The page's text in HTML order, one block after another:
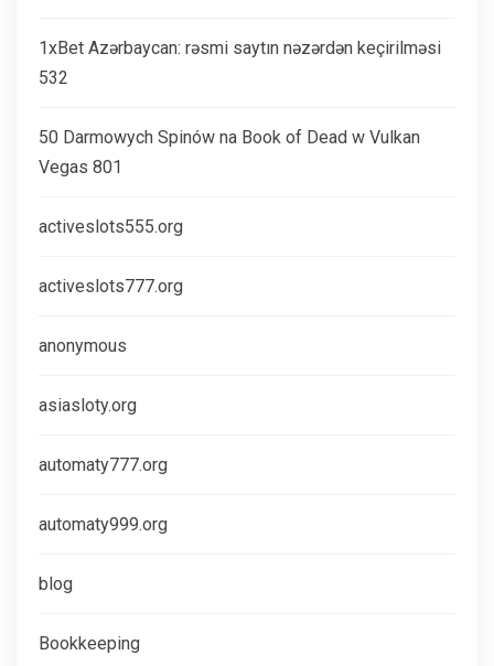
1xBet Azərbaycan: rəsmi saytın nəzərdən keçirilməsi
532
50 Darmowych Spinów na Book of Dead w Vulkan
Vegas 801
activeslots555.org
activeslots777.org
anonymous
asiasloty.org
automaty777.org
automaty999.org
blog
Bookkeeping